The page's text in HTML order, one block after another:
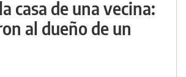
casa de una vecina:
al dueño de un